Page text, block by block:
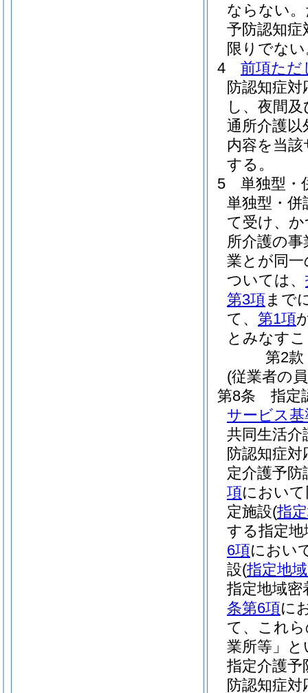
ならない。
予防認知
限りでな
4
前項ただ
防認知症
し、夜間
通所介護
内容を当
する。
5
単独型・
単独型・併
て受け、
所介護の
業とが同
ついては、
第3項 まで
て、 第1項
とみなす
第2款
(従業者の
第8条
指定
サービス
共同生活介
防認知症
定介護予
項におい
定施設(指
する指定
6項におい
設(指定地
指定地域密
条第6項に
て、これ
業所等」と
指定介護予
防認知症